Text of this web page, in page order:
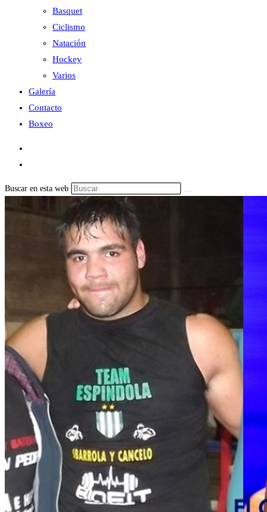
Basquet
Ciclismo
Natación
Hockey
Varios
Galería
Contacto
Boxeo
Buscar en esta web